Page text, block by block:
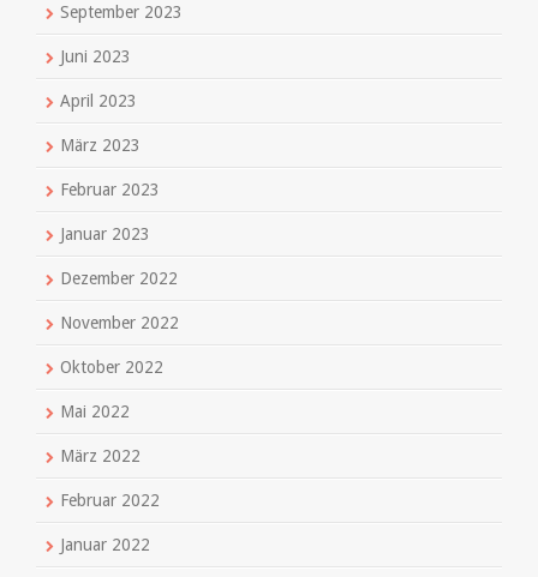
September 2023
Juni 2023
April 2023
März 2023
Februar 2023
Januar 2023
Dezember 2022
November 2022
Oktober 2022
Mai 2022
März 2022
Februar 2022
Januar 2022